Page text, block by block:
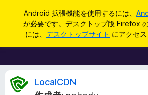
Android 拡張機能を使用するには、
が必要です。デスクトップ版 Firefox
には、 デスクトップサイト にアクセス
F
i
e
L
LocalCDN